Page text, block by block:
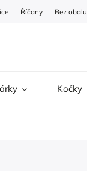
Říčany Bez obalu
Kočky